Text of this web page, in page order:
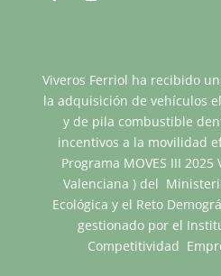
Viveros Ferriol ha recibido
la adquisición de vehículos
y de pila combustible
incentivos a la movilidad
Programa MOVES III
Valenciana ) del
Ecológica y el Reto
gestionado por el
Competitividad